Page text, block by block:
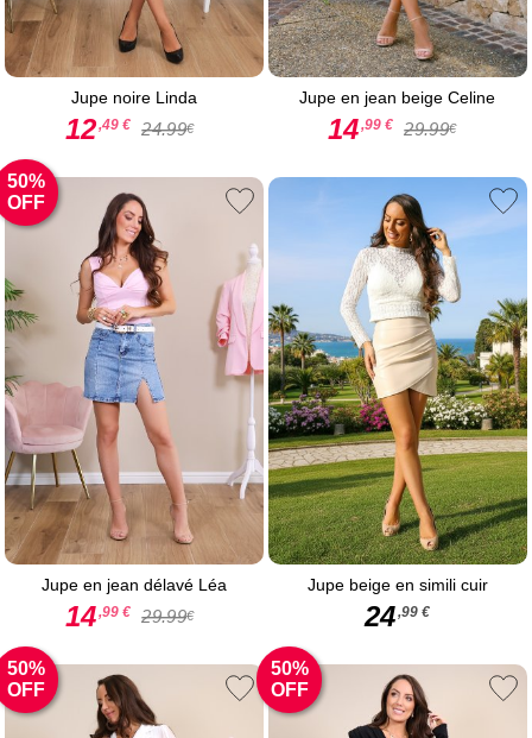
Jupe noire Linda
12,49 € 24.99€
Jupe en jean beige Celine
14,99 € 29.99€
50%
OFF
Jupe en jean délavé Léa
14,99 € 29.99€
Jupe beige en simili cuir
24,99 €
50%
OFF
50%
OFF